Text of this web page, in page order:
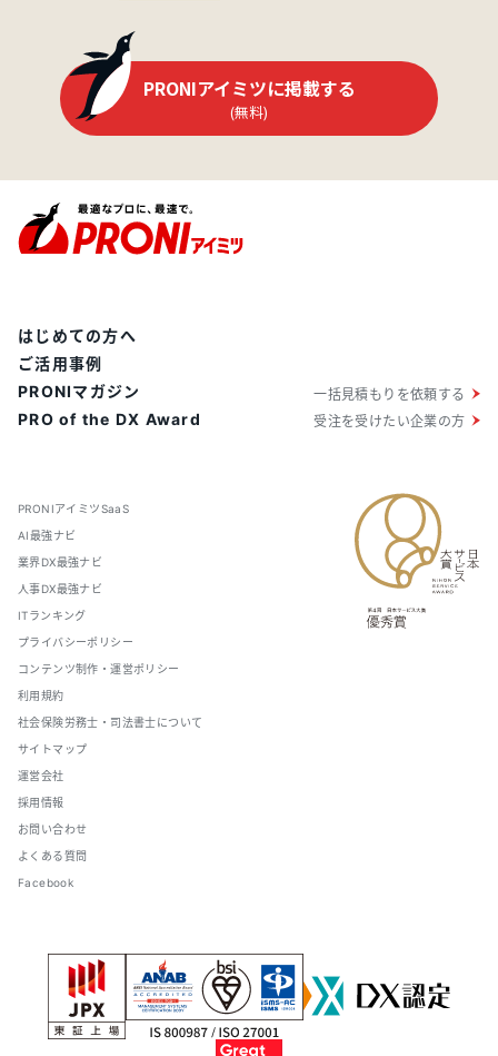
PRONIアイミツに掲載する
(無料)
PRONIアイミツSaaS
AI最強ナビ
業界DX最強ナビ
人事DX最強ナビ
ITランキング
プライバシーポリシー
コンテンツ制作・運営ポリシー
利用規約
社会保険労務士・司法書士について
サイトマップ
運営会社
採用情報
お問い合わせ
よくある質問
Facebook
はじめての方へ
ご活用事例
PRONIマガジン
PRO of the DX Award
一括見積もりを依頼する
受注を受けたい企業の方